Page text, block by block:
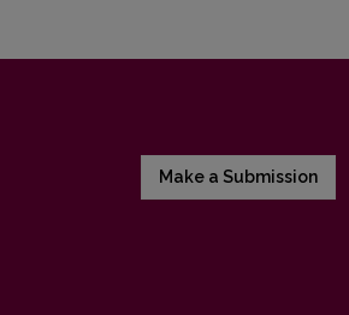
Make a Submission